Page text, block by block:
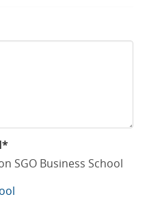
SGO Business School